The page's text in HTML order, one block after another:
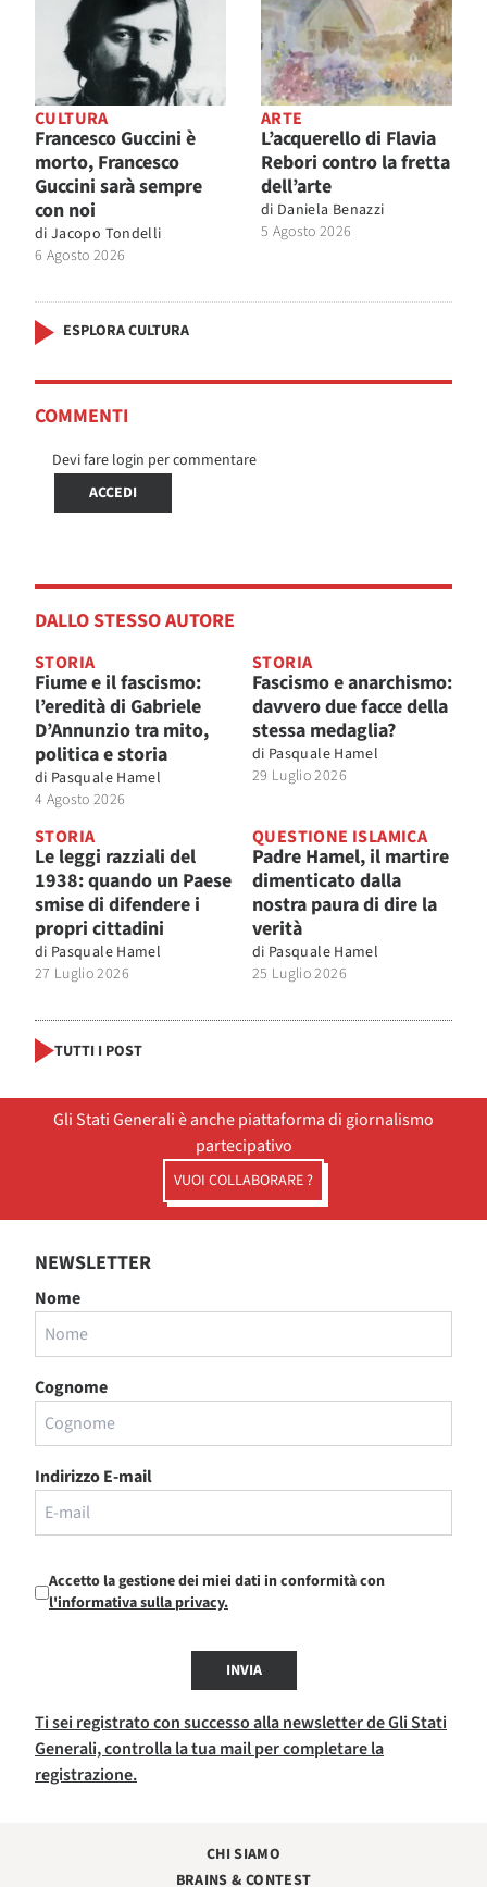
CULTURA
Francesco Guccini è
morto, Francesco
Guccini sarà sempre
con noi
di Jacopo Tondelli
6 Agosto 2026
ARTE
L’acquerello di Flavia
Rebori contro la fretta
dell’arte
di Daniela Benazzi
5 Agosto 2026
ESPLORA CULTURA
COMMENTI
Devi fare login per commentare
ACCEDI
DALLO STESSO AUTORE
STORIA
Fiume e il fascismo:
l’eredità di Gabriele
D’Annunzio tra mito,
politica e storia
di Pasquale Hamel
4 Agosto 2026
STORIA
Fascismo e anarchismo:
davvero due facce della
stessa medaglia?
di Pasquale Hamel
29 Luglio 2026
STORIA
Le leggi razziali del
1938: quando un Paese
smise di difendere i
propri cittadini
di Pasquale Hamel
27 Luglio 2026
QUESTIONE ISLAMICA
Padre Hamel, il martire
dimenticato dalla
nostra paura di dire la
verità
di Pasquale Hamel
25 Luglio 2026
TUTTI I POST
Gli Stati Generali è anche piattaforma di giornalismo
partecipativo
VUOI COLLABORARE ?
NEWSLETTER
Nome
Cognome
Indirizzo E-mail
Accetto la gestione dei miei dati in conformità con
l'informativa sulla privacy.
INVIA
Ti sei registrato con successo alla newsletter de Gli Stati
Generali, controlla la tua mail per completare la
registrazione.
CHI SIAMO
BRAINS & CONTEST